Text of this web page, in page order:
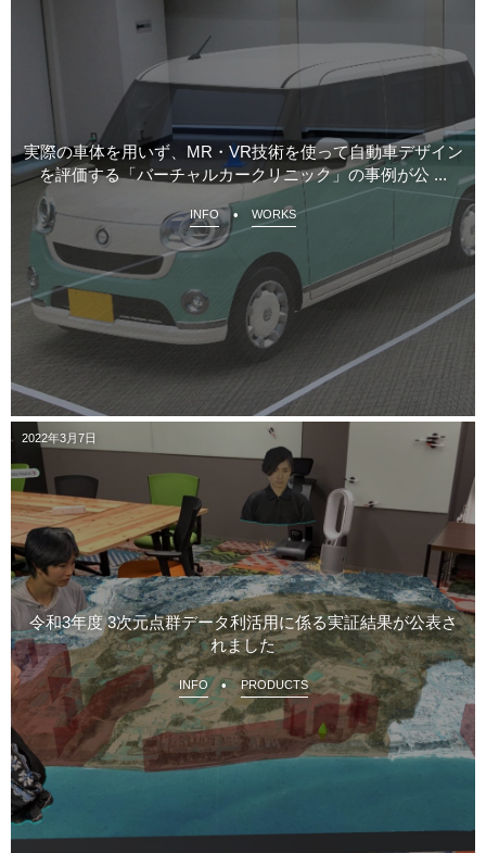
実際の車体を用いず、MR・VR技術を使って自動車デザイン
を評価する「バーチャルカークリニック」の事例が公 ...
INFO WORKS
2022年3月7日
令和3年度 3次元点群データ利活用に係る実証結果が公表さ
れました
INFO PRODUCTS